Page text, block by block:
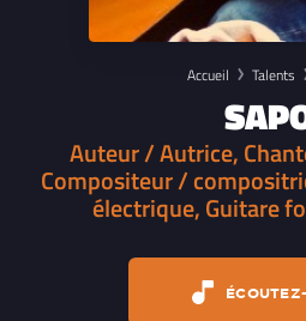
Accueil Talents
Auteur / Autrice,
Compositeur /
électrique, Guitare